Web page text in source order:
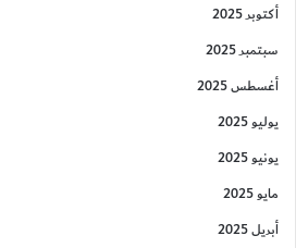
أكتوبر 2025
سبتمبر 2025
أغسطس 2025
يوليو 2025
يونيو 2025
مايو 2025
أبريل 2025